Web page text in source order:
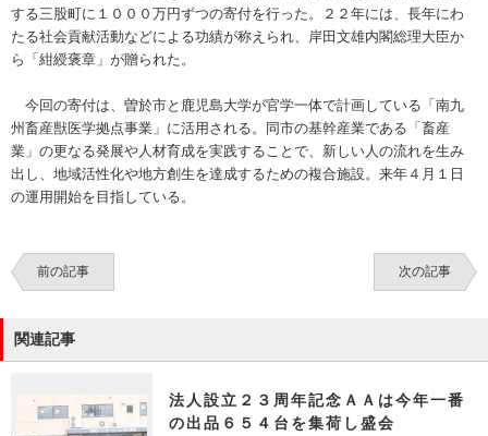
する三股町に１０００万円ずつの寄付を行った。２２年には、長年にわ
たる社会貢献活動などによる功績が称えられ、岸田文雄内閣総理大臣か
ら「紺綬褒章」が贈られた。
今回の寄付は、曽於市と鹿児島大学が官学一体で計画している「南九
州畜産獣医学拠点事業」に活用される。同市の基幹産業である「畜産
業」の更なる発展や人材育成を実践することで、新しい人の流れを生み
出し、地域活性化や地方創生を達成するための複合施設。来年４月１日
の運用開始を目指している。
前の記事 次の記事
関連記事
法人設立２３周年記念ＡＡは今年一番
の出品６５４台を集荷し盛会